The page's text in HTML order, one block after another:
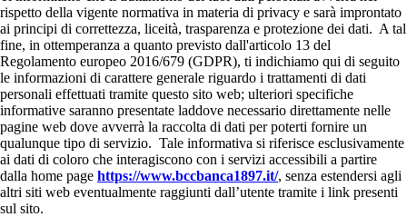
rispetto della vigente normativa in materia di privacy e sarà improntato
ai principi di correttezza, liceità, trasparenza e protezione dei dati. A tal
fine, in ottemperanza a quanto previsto dall'articolo 13 del
Regolamento europeo 2016/679 (GDPR), ti indichiamo qui di seguito
le informazioni di carattere generale riguardo i trattamenti di dati
personali effettuati tramite questo sito web; ulteriori specifiche
informative saranno presentate laddove necessario direttamente nelle
pagine web dove avverrà la raccolta di dati per poterti fornire un
qualunque tipo di servizio. Tale informativa si riferisce esclusivamente
ai dati di coloro che interagiscono con i servizi accessibili a partire
dalla home page https://www.bccbanca1897.it/, senza estendersi agli
altri siti web eventualmente raggiunti dall’utente tramite i link presenti
sul sito.